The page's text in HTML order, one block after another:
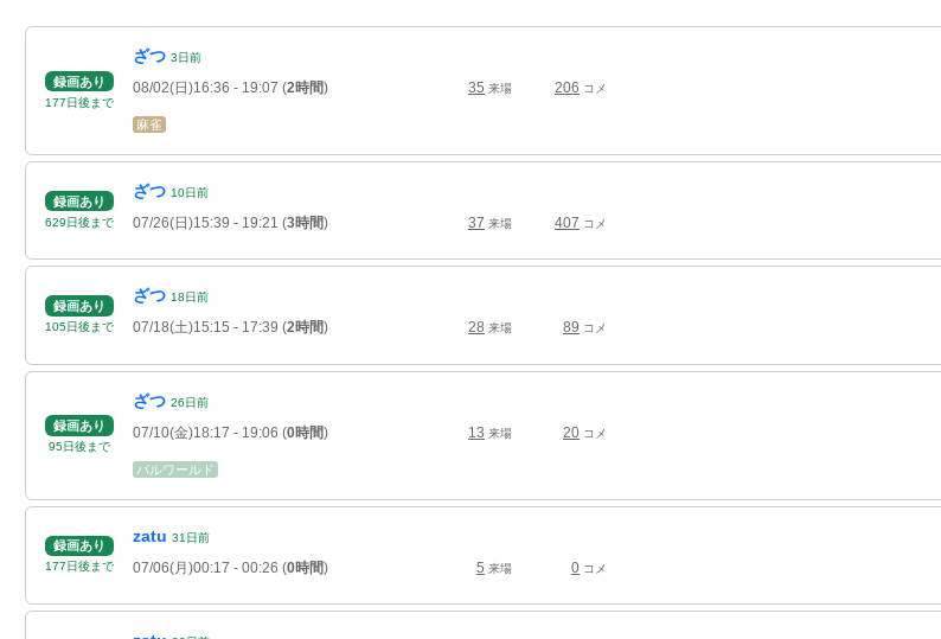
録画あり
177日後 まで
ざつ 3日前
08/02(日)16:36 - 19:07 (2時間) 35 来場 206 コメ
麻雀
録画あり
629日後 まで
ざつ 10日前
07/26(日)15:39 - 19:21 (3時間) 37 来場 407 コメ
録画あり
105日後 まで
ざつ 18 日前
07/18(土)15:15 - 17:39 (2時間) 28 来場 89 コメ
録画あり
95日後 まで
ざつ 26日前
07/10(金)18:17 - 19:06 (0時間) 13 来場 20 コメ
パルワールド
録画あり
177日後 まで
zatu 31 日前
07/06(月)00:17 - 00:26 (0時間) 5 来場 0 コメ